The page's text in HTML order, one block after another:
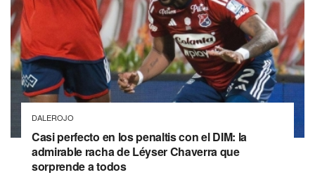
DALEROJO
Casi perfecto en los penaltis con el DIM: la
admirable racha de Léyser Chaverra que
sorprende a todos